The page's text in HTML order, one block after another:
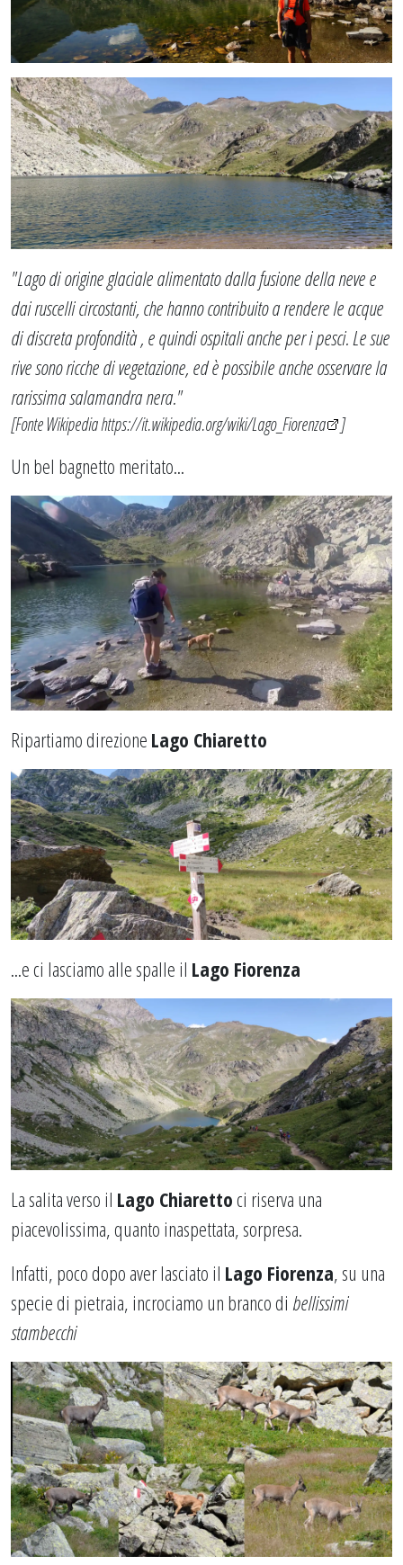
"Lago di origine glaciale alimentato dalla fusione della neve e
dai ruscelli circostanti, che hanno contribuito a rendere le acque
di discreta profondità , e quindi ospitali anche per i pesci. Le sue
rive sono ricche di vegetazione, ed è possibile anche osservare la
rarissima salamandra nera."
[Fonte Wikipediahttps://it.wikipedia.org/wiki/Lago_Fiorenza ]
Un bel bagnetto meritato...
Ripartiamo direzione Lago Chiaretto
...e ci lasciamo alle spalle il Lago Fiorenza
La salita verso il Lago Chiarettoci riserva una
piacevolissima, quanto inaspettata, sorpresa.
Infatti, poco dopo aver lasciato il Lago Fiorenza, su una
specie di pietraia, incrociamo un branco di bellissimi
stambecchi